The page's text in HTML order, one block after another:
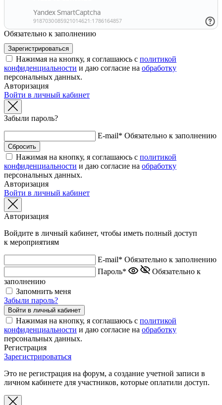
Обязательно к заполнению
Нажимая на кнопку, я соглашаюсь с политикой
конфиденциальности и даю согласие на обработку
персональных данных.
Авторизация
Войти в личный кабинет
Забыли пароль?
E-mail* Обязательно к заполнению
Нажимая на кнопку, я соглашаюсь с политикой
конфиденциальности и даю согласие на обработку
персональных данных.
Авторизация
Войти в личный кабинет
Авторизация
Войдите в личный кабинет, чтобы иметь полный доступ
к мероприятиям
E-mail* Обязательно к заполнению
Пароль*
Обязательно к
заполнению
Запомнить меня
Забыли пароль?
Нажимая на кнопку, я соглашаюсь с политикой
конфиденциальности и даю согласие на обработку
персональных данных.
Регистрация
Зарегистрироваться
Это не регистрация на форум, а создание учетной записи в
личном кабинете для участников, которые оплатили доступ.